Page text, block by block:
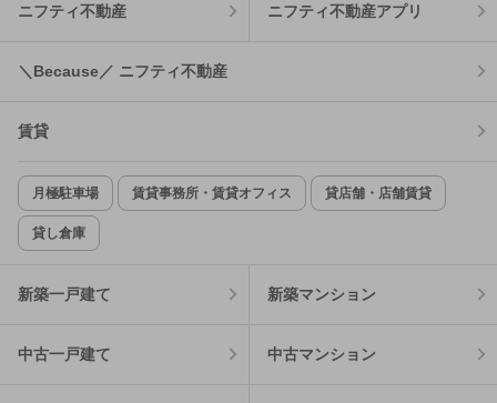
ニフティ不動産 ニフティ不動産アプリ
＼Because／ ニフティ不動産
賃貸
月極駐車場 賃貸事務所・賃貸オフィス 貸店舗・店舗賃貸
貸し倉庫
新築一戸建て 新築マンション
中古一戸建て 中古マンション